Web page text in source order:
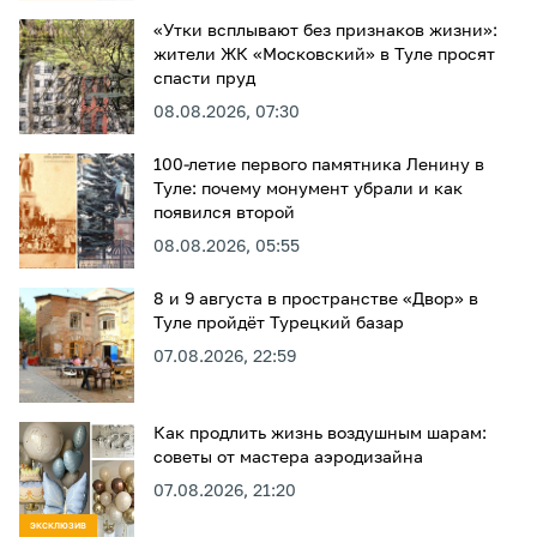
«Утки всплывают без признаков жизни»:
жители ЖК «Московский» в Туле просят
спасти пруд
08.08.2026, 07:30
100-летие первого памятника Ленину в
Туле: почему монумент убрали и как
появился второй
08.08.2026, 05:55
8 и 9 августа в пространстве «Двор» в
Туле пройдёт Турецкий базар
07.08.2026, 22:59
ЭКСКЛЮЗИВ
Как продлить жизнь воздушным шарам:
советы от мастера аэродизайна
07.08.2026, 21:20